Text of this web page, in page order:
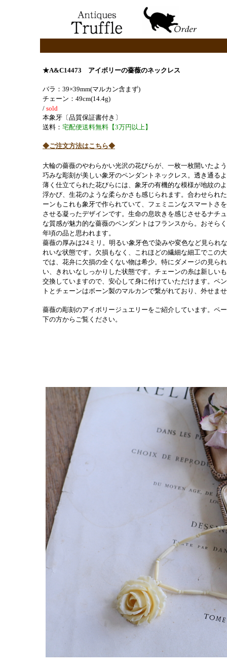
★A&C14473 アイボリーの薔薇のネックレス
バラ：39×39mm(マルカン含まず)
チェーン：49cm(14.4g)
/ sold
本象牙〔品質保証書付き〕
送料： 宅配便送料無料【3万円以上】
◆ご注文方法はこちら◆
大輪の薔薇のやわらかい光沢の花びらが、一枚一枚開いたよ
巧みな彫刻が美しい象牙のペンダントネックレス。透き通る
薄く仕立てられた花びらには、象牙の有機的な模様が地紋の
浮かび、生花のような柔らかさも感じられます。合わせられ
ーンもこれも象牙で作られていて、フェミニンなスマートさ
させる凝ったデザインです。生命の息吹きを感じさせるナチ
な質感が魅力的な薔薇のペンダントはフランスから。おそら
年頃の品と思われます。
薔薇の厚みは24ミリ。明るい象牙色で染みや変色など見られ
れいな状態です。欠損もなく、これほどの繊細な細工でこの
では、花弁に欠損の全くない物は希少。 特にダメージの見ら
い、きれいなしっかりした状態です。チェーンの糸は新しい
交換していますので、安心して身に付けていただけます。ペ
トとチェーンはボーン製のマルカンで繋がれており、外せま
薔薇の彫刻のアイボリージュエリーをご紹介しています。ペ
下の方からご覧ください。